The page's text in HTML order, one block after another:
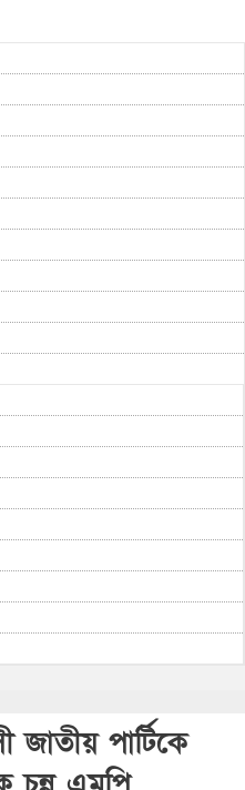
জাতীয় পার্টিকে